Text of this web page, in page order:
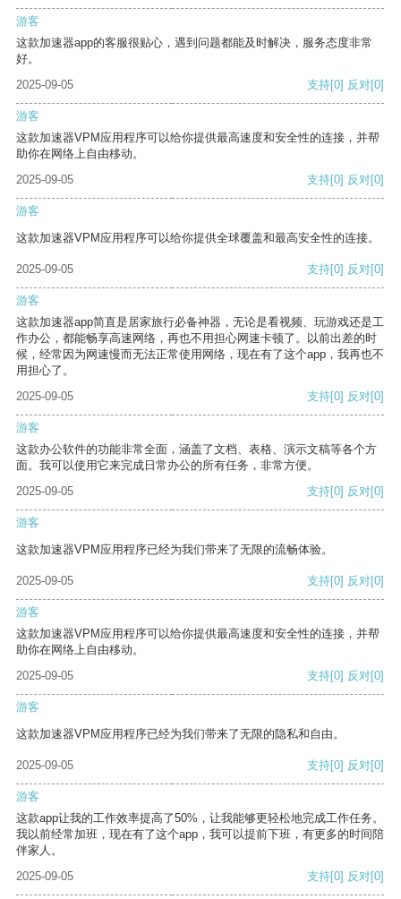
游客
这款加速器app的客服很贴心，遇到问题都能及时解决，服务态度非常
好。
2025-09-05
支持[0] 反对[0]
游客
这款加速器VPM应用程序可以给你提供最高速度和安全性的连接，并帮
助你在网络上自由移动。
2025-09-05
支持[0] 反对[0]
游客
这款加速器VPM应用程序可以给你提供全球覆盖和最高安全性的连接。
2025-09-05 支持[0] 反对[0]
游客
这款加速器app简直是居家旅行必备神器，无论是看视频、玩游戏还是工
作办公，都能畅享高速网络，再也不用担心网速卡顿了。以前出差的时
候，经常因为网速慢而无法正常使用网络，现在有了这个app，我再也不
用担心了。
2025-09-05
支持[0] 反对[0]
游客
这款办公软件的功能非常全面，涵盖了文档、表格、演示文稿等各个方
面。我可以使用它来完成日常办公的所有任务，非常方便。
2025-09-05
支持[0] 反对[0]
游客
这款加速器VPM应用程序已经为我们带来了无限的流畅体验。
2025-09-05 支持[0] 反对[0]
游客
这款加速器VPM应用程序可以给你提供最高速度和安全性的连接，并帮
助你在网络上自由移动。
2025-09-05
支持[0] 反对[0]
游客
这款加速器VPM应用程序已经为我们带来了无限的隐私和自由。
2025-09-05 支持[0] 反对[0]
游客
这款app让我的工作效率提高了50%，让我能够更轻松地完成工作任务。
我以前经常加班，现在有了这个app，我可以提前下班，有更多的时间陪
伴家人。
2025-09-05
支持[0] 反对[0]